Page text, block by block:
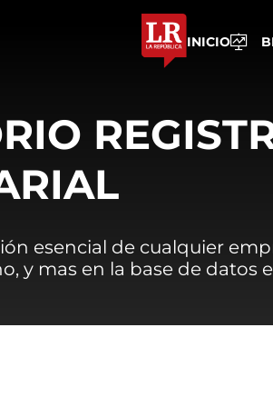
INICIO
esencial de cualquier
y mas en la base de datos